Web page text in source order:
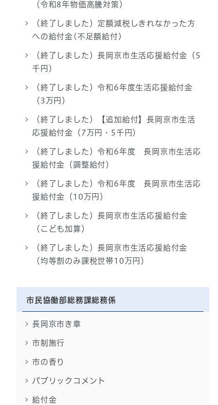
（令和8年物価高騰対策）
（終了しました）定額減税しきれなかった方
への給付金(不足額給付)
（終了しました）長岡京市生活応援給付金（5
千円）
（終了しました）令和6年度生活応援給付金
（3万円）
（終了しました）【追加給付】長岡京市生活
応援給付金（7万円・5千円）
（終了しました）令和6年度 長岡京市生活応
援給付金（調整給付）
（終了しました）令和6年度 長岡京市生活応
援給付金（10万円）
（終了しました）長岡京市生活応援給付金
（こども加算）
（終了しました）長岡京市生活応援給付金
（均等割のみ課税世帯10万円）
市民協働部総務課総務係
長岡京市き章
市制施行
市の香り
パブリックコメント
給付金